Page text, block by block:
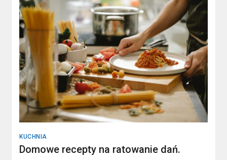
KUCHNIA
Domowe recepty na ratowanie dań.